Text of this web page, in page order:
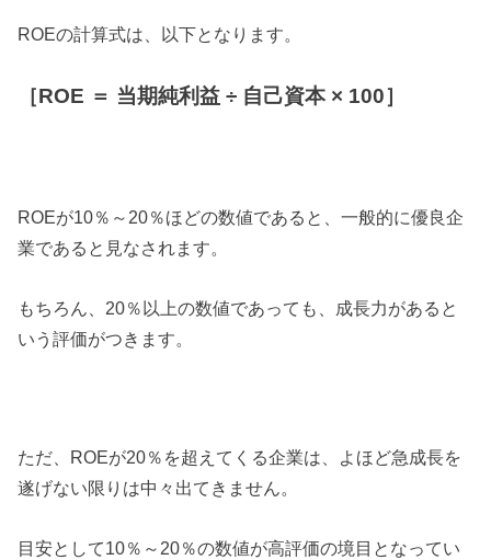
ROEの計算式は、以下となります。
［ROE ＝ 当期純利益 ÷ 自己資本 × 100］
ROEが10％～20％ほどの数値であると、一般的に優良企
業であると見なされます。
もちろん、20％以上の数値であっても、成長力があると
いう評価がつきます。
ただ、ROEが20％を超えてくる企業は、よほど急成長を
遂げない限りは中々出てきません。
目安として10％～20％の数値が高評価の境目となってい